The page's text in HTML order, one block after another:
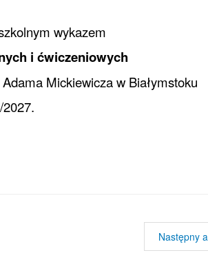
wykazem
i ćwiczeniowych
Mickiewicza w Białymstoku
Następny